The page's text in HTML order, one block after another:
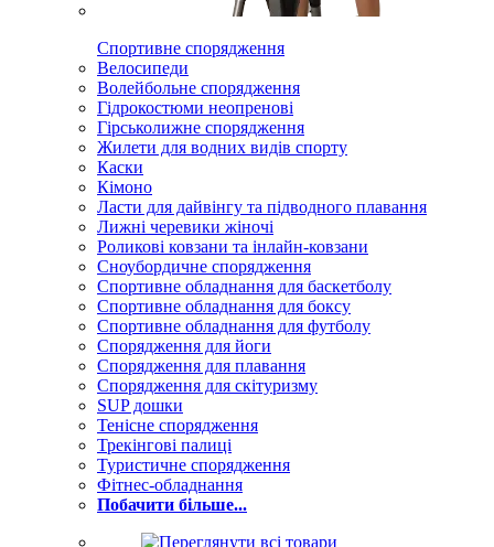
Спортивне спорядження
Велосипеди
Волейбольне спорядження
Гідрокостюми неопренові
Гірськолижне спорядження
Жилети для водних видів спорту
Каски
Кімоно
Ласти для дайвінгу та підводного плавання
Лижні черевики жіночі
Роликові ковзани та інлайн-ковзани
Сноубордичне спорядження
Спортивне обладнання для баскетболу
Спортивне обладнання для боксу
Спортивне обладнання для футболу
Спорядження для йоги
Спорядження для плавання
Спорядження для скітуризму
SUP дошки
Тенісне спорядження
Трекінгові палиці
Туристичне спорядження
Фітнес-обладнання
Побачити більше...